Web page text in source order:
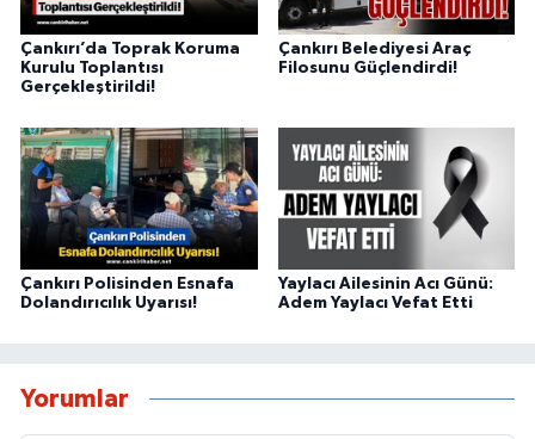
Çankırı’da Toprak Koruma
Kurulu Toplantısı
Gerçekleştirildi!
Çankırı Belediyesi Araç
Filosunu Güçlendirdi!
Çankırı Polisinden Esnafa
Dolandırıcılık Uyarısı!
Yaylacı Ailesinin Acı Günü:
Adem Yaylacı Vefat Etti
Yorumlar